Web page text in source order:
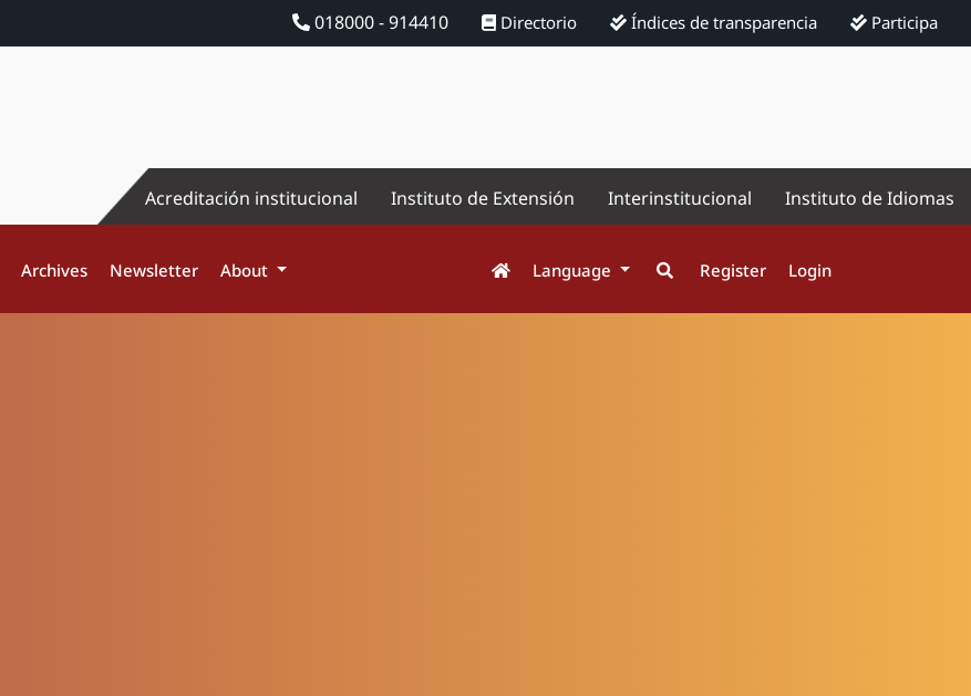
018000 - 914410 Directorio Índices de transparencia Participa
Acreditación institucional Instituto de Extensión Interinstitucional Instituto de Idiomas
Archives Newsletter About Language Register Login